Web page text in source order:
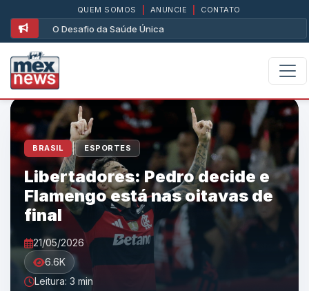
O Desafio da Saúde Única
QUEM SOMOS ANUNCIE CONTATO
BRASIL | ESPORTES
Libertadores: Pedro decide e
Flamengo está nas oitavas de
final
21/05/2026
6.6K
Leitura: 3 min